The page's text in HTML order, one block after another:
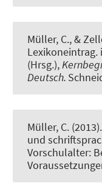
Müller, C., &
Lexikoneintrag.
(Hrsg.),
Deutsch.
Müller, C. (2013).
und
Vorschulalter: